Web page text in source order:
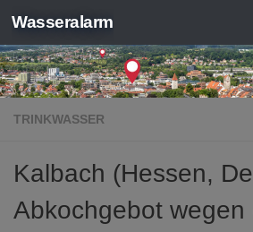
Zum Inhalt springen
Wasseralarm
TRINKWASSER
Kalbach (Hessen,
Abkochgebot wegen